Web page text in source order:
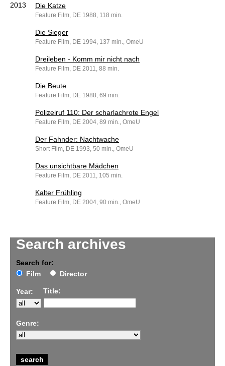
Search archives
Search for:
Film
Director
Year: Title:
Genre:
2013
Die Katze
Feature Film, DE 1988, 118 min.
Die Sieger
Feature Film, DE 1994, 137 min., OmeU
Dreileben - Komm mir nicht nach
Feature Film, DE 2011, 88 min.
Die Beute
Feature Film, DE 1988, 69 min.
Polizeiruf 110: Der scharlachrote Engel
Feature Film, DE 2004, 89 min., OmeU
Der Fahnder: Nachtwache
Short Film, DE 1993, 50 min., OmeU
Das unsichtbare Mädchen
Feature Film, DE 2011, 105 min.
Kalter Frühling
Feature Film, DE 2004, 90 min., OmeU